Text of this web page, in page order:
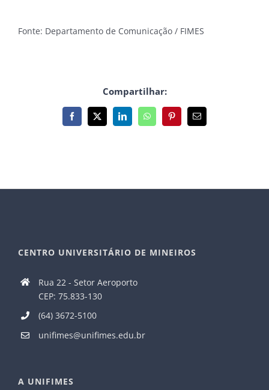
Fonte: Departamento de Comunicação / FIMES
Compartilhar:
Facebook
X LinkedInWhatsAppPinterest
E-
mail
CENTRO UNIVERSITÁRIO DE MINEIROS
Rua 22 - Setor Aeroporto
CEP: 75.833-130
(64) 3672-5100
unifimes@unifimes.edu.br
A UNIFIMES